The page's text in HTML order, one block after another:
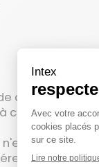
choisir la
consulter le
pas inclus
11853.